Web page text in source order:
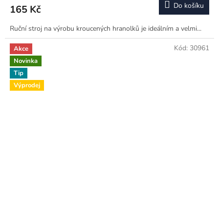
je
z
5
hvězdiček.
165 Kč Do košíku
Ruční stroj na výrobu kroucených hranolků je ideálním a velmi...
Akce
Novinka
Tip
Výprodej
Kód: 30961